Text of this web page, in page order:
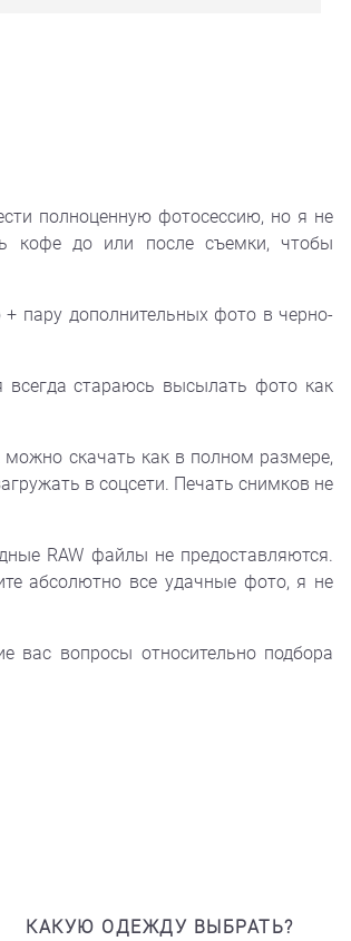
полноценную фотосессию, но я не
кофе до или после съемки, чтобы
пару дополнительных фото в черно-
стараюсь высылать фото как
скачать как в полном размере,
в соцсети. Печать снимков не
RAW файлы не предоставляются.
абсолютно все удачные фото, я не
вас вопросы относительно подбора
КАКУЮ ОДЕЖДУ ВЫБРАТЬ?